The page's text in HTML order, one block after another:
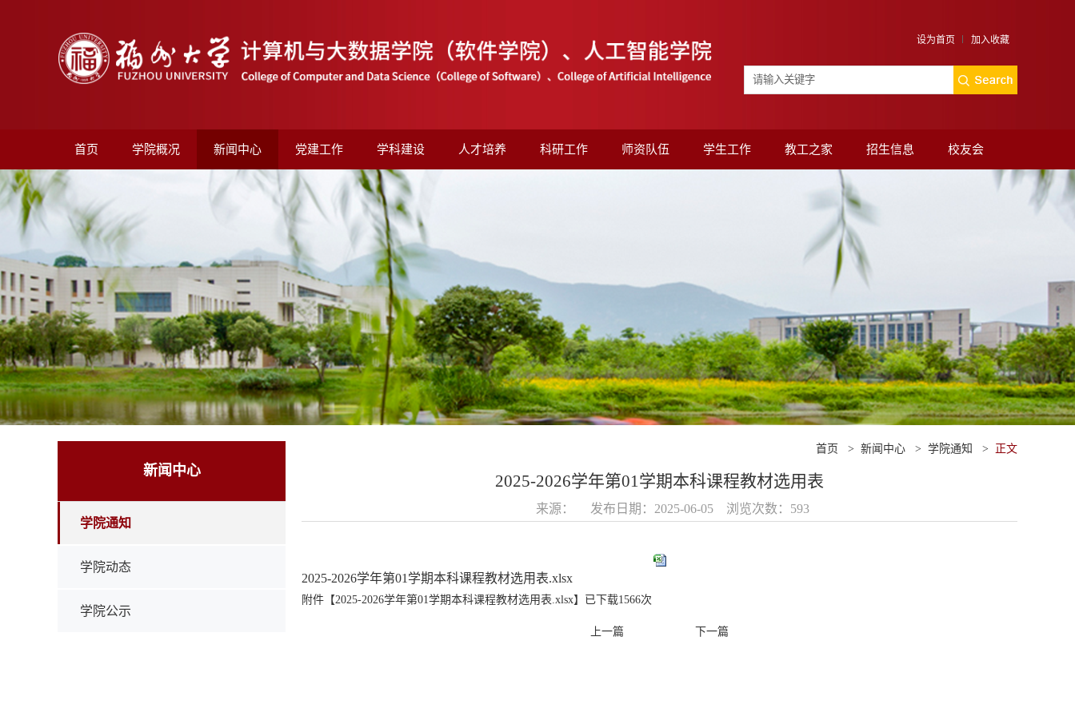
设为首页 加入收藏
首页 学院概况 新闻中心 党建工作 学科建设 人才培养 科研工作 师资队伍 学生工作 教工之家 招生信息 校友会
新闻中心
学院通知
学院动态
学院公示
首页 > 新闻中心 > 学院通知 > 正文
2025-2026学年第01学期本科课程教材选用表
来源： 发布日期：2025-06-05 浏览次数： 593
2025-2026学年第01学期本科课程教材选用表.xlsx
附件【2025-2026学年第01学期本科课程教材选用表.xlsx】已下载1566次
上一篇 下一篇